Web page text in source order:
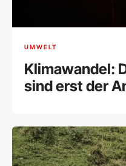
UMWELT
Klimawandel:
sind erst der